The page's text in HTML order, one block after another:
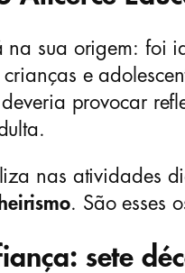
na sua origem: foi
e
provocar
nas atividades
. São esses
sete